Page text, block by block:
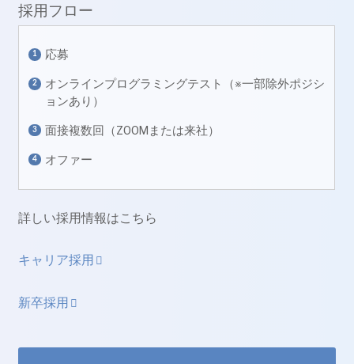
採用フロー
応募
オンラインプログラミングテスト（※一部除外ポジシ
ョンあり）
面接複数回（ZOOMまたは来社）
オファー
詳しい採用情報はこちら
キャリア採用
新卒採用